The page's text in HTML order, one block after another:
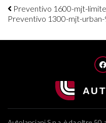
Navigazione
Preventivo 1600-mjt-
Preventivo 1300-mjt-